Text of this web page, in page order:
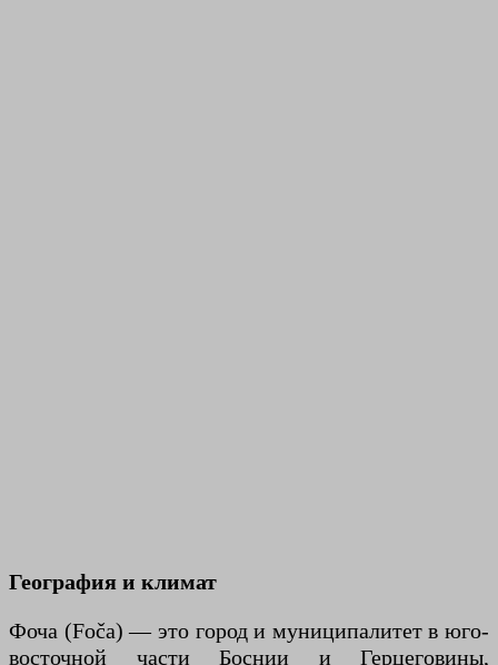
География и климат
Фоча (Foča) — это город и муниципалитет в юго-
восточной части Боснии и Герцеговины,